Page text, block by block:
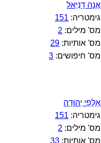
אֲנָה דָנִיֵּאל
גימטריה: 151
מס' מילים: 2
מס' אותיות: 29
מס' חיפושים: 3
אַלֻּפֵי יְהוּדָה
גימטריה: 151
מס' מילים: 2
מס' אותיות: 33